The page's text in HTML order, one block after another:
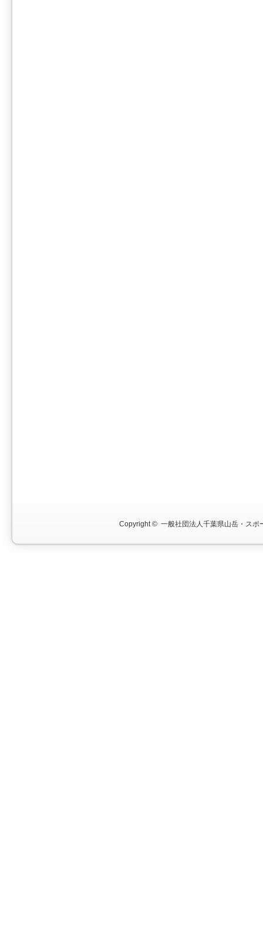
Copyright © 一般社団法人千葉県山岳・スポ